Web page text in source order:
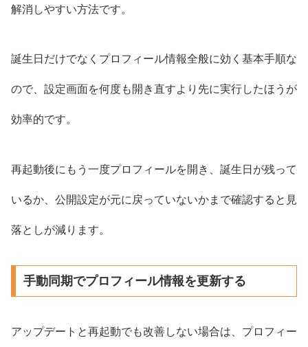
解消しやすい方法です。
誕生日だけでなくプロフィール情報全般に効く基本手順な
ので、設定画面を何度も開き直すより先に実行したほうが
効率的です。
再起動後にもう一度プロフィールを開き、誕生日が残って
いるか、公開設定が元に戻っていないかまで確認すると見
落としが減ります。
手動同期でプロフィール情報を更新する
アップデートと再起動でも改善しない場合は、プロフィー